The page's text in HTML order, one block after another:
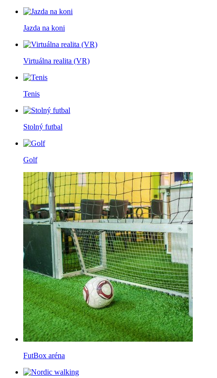
Jazda na koni
Virtuálna realita (VR)
Tenis
Stolný futbal
Golf
FutBox aréna